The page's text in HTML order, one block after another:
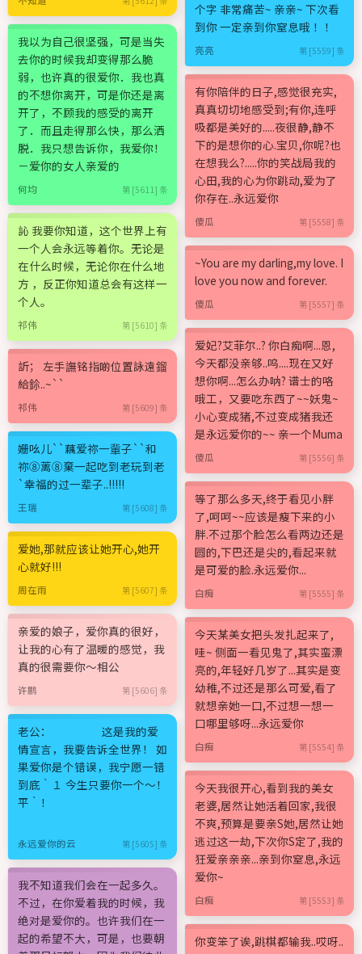
我以为自己很坚强，可是当失
去你的时候我却变得那么脆
弱，也许真的很爱你．我也真
的不想你离开，可是你还是离
开了，不顾我的感受的离开
了．而且走得那么快，那么洒
脱．我只想告诉你，我爱你！
－爱你的女人亲爱的
何均 第 [5611] 条
訫 我要你知道，这个世界上有
一个人会永远等着你。无论是
在什么时候，无论你在什么地
方 ，反正你知道总会有这样一
个人。
祁伟 第 [5610] 条
訢； 左手譕铭指啲位置詠遠鎦
給鉩..~``
祁伟 第 [5609] 条
姗吆儿``藕爱祢一軰子``和
祢⑧蓠⑧棄一起吃到老玩到老
`幸福的过一辈子..!!!!!
王瑞 第 [5608] 条
爱她,那就应该让她开心,她开
心就好!!!
周在雨 第 [5607] 条
亲爱的娘子，爱你真的很好，
让我的心有了温暖的感觉，我
真的很需要你～相公
许鹏 第 [5606] 条
老公： 这是我的爱
情宣言，我要告诉全世界！ 如
果爱你是个错误，我宁愿一错
到底｀１ 今生只要你一个～！
平｀！
永远爱你的云 第 [5605] 条
我不知道我们会在一起多久。
不过，在你爱着我的时候，我
绝对是爱你的。也许我们在一
起的希望不大，可是，也要朝
个字 非常痛苦~ 亲亲~ 下次看
到你 一定亲到你窒息哦 ！！
亮亮 第 [5559] 条
有你陪伴的日子,感觉很充实,
真真切切地感受到;有你,连呼
吸都是美好的.....夜很静,静不
下的是想你的心.宝贝,你呢?也
在想我么?.....你的笑战局我的
心田,我的心为你跳动,爱为了
你存在..永远爱你
傻瓜 第 [5558] 条
~You are my darling,my love. I
love you now and forever.
傻瓜 第 [5557] 条
爱妃?艾菲尔..? 你白痴啊...恩,
今天都没亲够..呜....现在又好
想你啊...怎么办呐? 谱士的咯
哦工，又要吃东西了~~妖鬼~
小心变成猪,不过变成猪我还
是永远爱你的~~ 亲一个Muma
傻瓜 第 [5556] 条
等了那么多天,终于看见小胖
了,呵呵~~应该是瘦下来的小
胖.不过那个脸怎么看两边还是
圆的,下巴还是尖的,看起来就
是可爱的脸.永远爱你...
白痴 第 [5555] 条
今天某美女把头发扎起来了,
哇~ 侧面一看见鬼了,其实蛮漂
亮的,年轻好几岁了...其实是变
幼稚,不过还是那么可爱,看了
就想亲她一口,不过想一想一
口哪里够呀...永远爱你
白痴 第 [5554] 条
今天我很开心,看到我的美女
老婆,居然让她活着回家,我很
不爽,预算是要亲S她,居然让她
逃过这一劫,下次你S定了,我的
狂爱亲亲亲...亲到你窒息,永远
爱你~
白痴 第 [5553] 条
你变笨了诶,跳棋都输我..哎呀..